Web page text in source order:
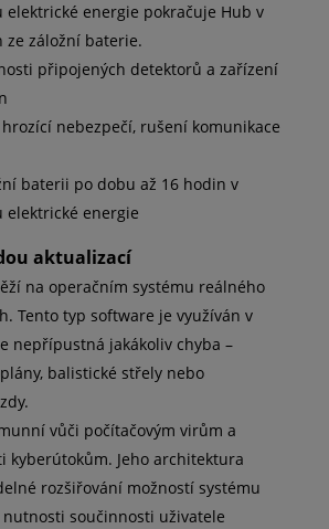
elektrické energie pokračuje Hub v
ze záložní baterie.
připojených detektorů a zařízení
nebezpečí, rušení komunikace
baterii po dobu až 16 hodin v
elektrické energie
aktualizací
na operačním systému reálného
Tento typ software je využíván v
nepřípustná jakákoliv chyba –
balistické střely nebo
vůči počítačovým virům a
kyberútokům. Jeho architektura
rozšiřování možností systému
součinnosti uživatele